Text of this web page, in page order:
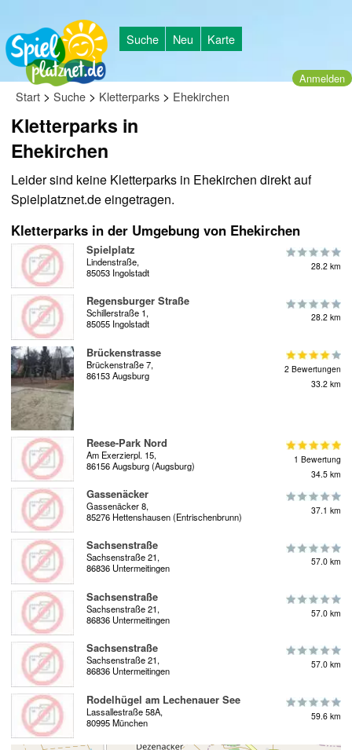
Suche Neu Karte
Anmelden
Start > Suche > Kletterparks > Ehekirchen
Kletterparks in
Ehekirchen
Leider sind keine Kletterparks in Ehekirchen direkt auf
Spielplatznet.de eingetragen.
Kletterparks in der Umgebung von Ehekirchen
Spielplatz
Lindenstraße,
85053 Ingolstadt
28.2 km
Regensburger Straße
Schillerstraße 1,
85055 Ingolstadt
28.2 km
Brückenstrasse
Brückenstraße 7,
86153 Augsburg
2 Bewertungen
33.2 km
Reese-Park Nord
Am Exerzierpl. 15,
86156 Augsburg (Augsburg)
1 Bewertung
34.5 km
Gassenäcker
Gassenäcker 8,
85276 Hettenshausen (Entrischenbrunn)
37.1 km
Sachsenstraße
Sachsenstraße 21,
86836 Untermeitingen
57.0 km
Sachsenstraße
Sachsenstraße 21,
86836 Untermeitingen
57.0 km
Sachsenstraße
Sachsenstraße 21,
86836 Untermeitingen
57.0 km
Rodelhügel am Lechenauer See
Lassallestraße 58A,
80995 München
59.6 km